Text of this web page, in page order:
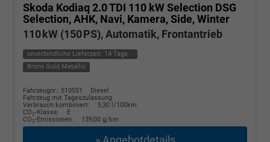
Skoda Kodiaq 2.0 TDI 110 kW Selection DSG
Selection, AHK, Navi, Kamera, Side, Winter
110 kW (150 PS), Automatik, Frontantrieb
unverbindliche Lieferzeit: 14 Tage
Bronx Gold Metallic
Fahrzeugnr.: 510551
Diesel
Fahrzeug mit Tageszulassung
Verbrauch kombiniert:
5,30 l/100km
CO2-Klasse:
E
CO2-Emissionen: 139,00 g/km